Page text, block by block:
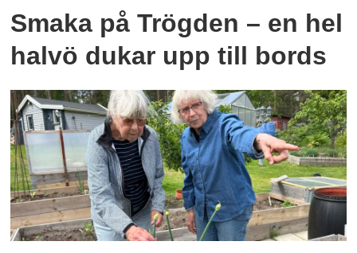
Smaka på Trögden – en hel
halvö dukar upp till bords